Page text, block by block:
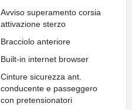
Avviso superamento corsia
attivazione sterzo
Bracciolo anteriore
Built-in internet browser
Cinture sicurezza ant.
conducente e passeggero
con pretensionatori